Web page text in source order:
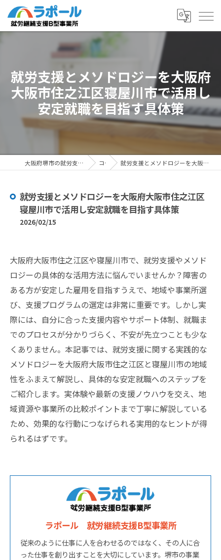
就労支援とメソドロジーを大阪府
大阪市住之江区寝屋川市で活用し
安定就職を目指す具体策
大阪府堺市の就労支援ならラポール 就労継続支援B型事業所 コラム 就労支援とメソドロジーを大阪府大阪市住之江区寝屋川市で活用し安定就職を目指す具体策
就労支援とメソドロジーを大阪府大阪市住之江区
寝屋川市で活用し安定就職を目指す具体策
2026/02/15
大阪府大阪市住之江区や寝屋川市で、就労支援やメソド
ロジーの具体的な活用方法に悩んでいませんか？障害の
ある方が安定した雇用を目指すうえで、地域や事業所選
び、支援プログラムの選定は非常に重要です。しかし実
際には、自分に合った支援内容やサポート体制、就職ま
でのプロセスが分かりづらく、不安が先立つことも少な
くありません。本記事では、就労支援に関する実践的な
メソドロジーを大阪府大阪市住之江区と寝屋川市の地域
性をふまえて解説し、具体的な安定就職へのステップを
ご紹介します。実体験や最新の支援ノウハウを交え、地
域資源や事業所の比較ポイントまで丁寧に解説している
ため、効果的な行動につなげられる実用的なヒントが得
られるはずです。
ラポール 就労継続支援B型事業所
従来のように仕事に人を合わせるのではなく、その人に合
った仕事を創り出すことを大切にしています。堺市の事業